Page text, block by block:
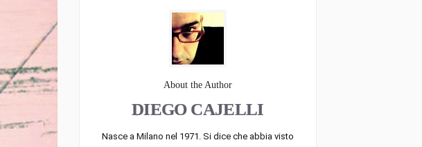
About the Author
DIEGO CAJELLI
Nasce a Milano nel 1971. Si dice che abbia visto